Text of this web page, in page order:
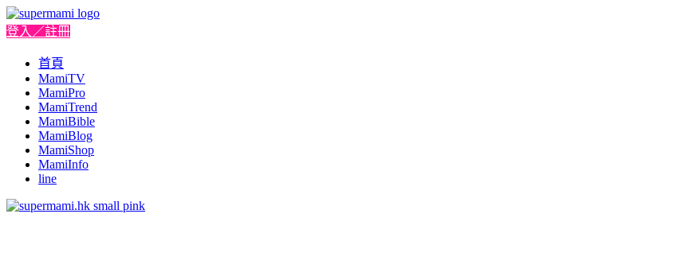
登入／註冊
首頁
MamiTV
MamiPro
MamiTrend
MamiBible
MamiBlog
MamiShop
MamiInfo
line